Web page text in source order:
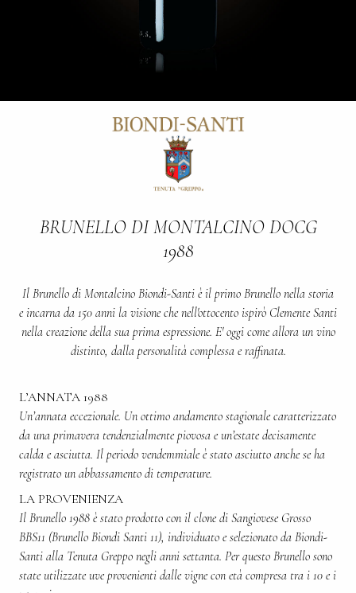
BRUNELLO DI MONTALCINO DOCG
1988
Il Brunello di Montalcino Biondi-Santi è il primo Brunello nella storia
e incarna da 150 anni la visione che nell'ottocento ispirò Clemente Santi
nella creazione della sua prima espressione. E' oggi come allora un vino
distinto, dalla personalità complessa e raffinata.
L’ANNATA 1988
Un’annata eccezionale. Un ottimo andamento stagionale caratterizzato
da una primavera tendenzialmente piovosa e un’estate decisamente
calda e asciutta. Il periodo vendemmiale è stato asciutto anche se ha
registrato un abbassamento di temperature.
LA PROVENIENZA
Il Brunello 1988 è stato prodotto con il clone di Sangiovese Grosso
BBS11 (Brunello Biondi Santi 11), individuato e selezionato da Biondi-
Santi alla Tenuta Greppo negli anni settanta. Per questo Brunello sono
state utilizzate uve provenienti dalle vigne con età compresa tra i 10 e i